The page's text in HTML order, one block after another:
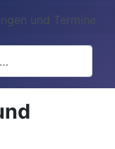
und Termine